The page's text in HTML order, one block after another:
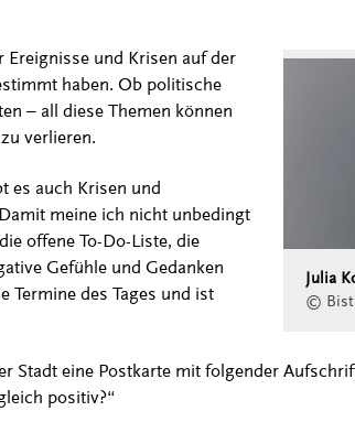
Julia
©
und Krisen auf der
haben. Ob politische
– all diese Themen können
verlieren.
es auch Krisen und
meine ich nicht unbedingt
offene To-Do-Liste, die
Gefühle und Gedanken
Termine des Tages und ist
Stadt eine Postkarte mit folgender
positiv?“